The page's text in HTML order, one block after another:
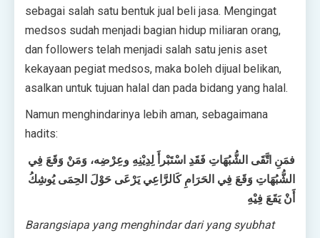
sebagai salah satu bentuk jual beli jasa. Mengingat
medsos sudah menjadi bagian hidup miliaran orang,
dan followers telah menjadi salah satu jenis aset
kekayaan pegiat medsos, maka boleh dijual belikan,
asalkan untuk tujuan halal dan pada bidang yang halal.
Namun menghindarinya lebih aman, sebagaimana
hadits:
فمَنِ اتَّقَى الشُّبُهَاتِ فَقَدِ اسْتَبْرأَ لِدِيْنِهِ وعِرْضِه، وَمَنْ وَقَعَ فِي
الشُّبُهَاتِ وَقَعَ فِي الحَرَامِ كَالرَّاعِي يَرْعَى حَوْلَ الحِمَى يُوشِكُ
أَنْ يَقَعَ فِيْهِ
Barangsiapa yang menghindar dari yang syubhat